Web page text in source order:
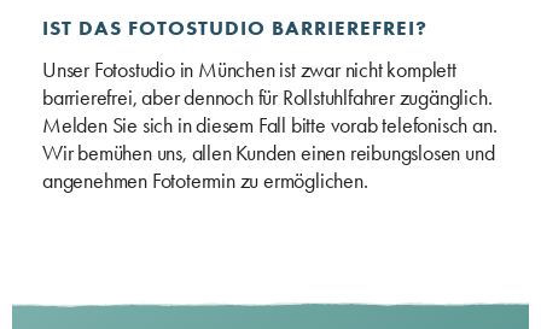
IST DAS FOTOSTUDIO BARRIEREFREI?
Unser Fotostudio in München ist zwar nicht komplett
barrierefrei, aber dennoch für Rollstuhlfahrer zugänglich.
Melden Sie sich in diesem Fall bitte vorab telefonisch an.
Wir bemühen uns, allen Kunden einen reibungslosen und
angenehmen Fototermin zu ermöglichen.